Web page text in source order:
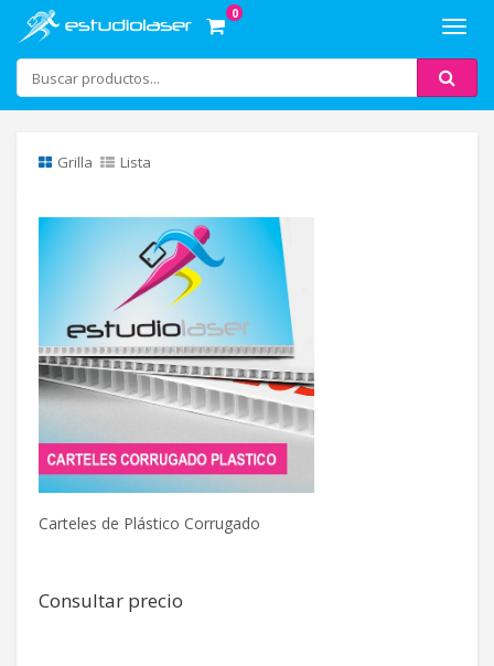
0
Grilla Lista
Carteles de Plástico Corrugado
Consultar precio